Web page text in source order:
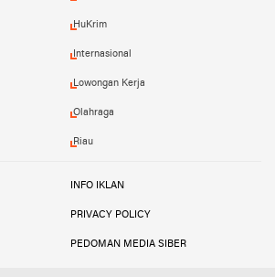
HuKrim
Internasional
Lowongan Kerja
Olahraga
Riau
INFO IKLAN
PRIVACY POLICY
PEDOMAN MEDIA SIBER